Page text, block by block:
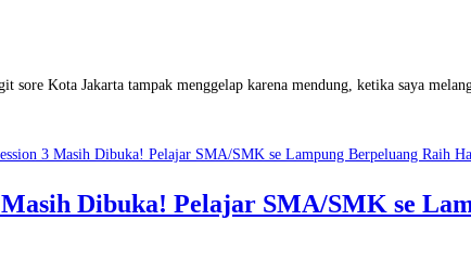
Kota Jakarta tampak menggelap karena mendung, ketika saya
Dibuka! Pelajar SMA/SMK se